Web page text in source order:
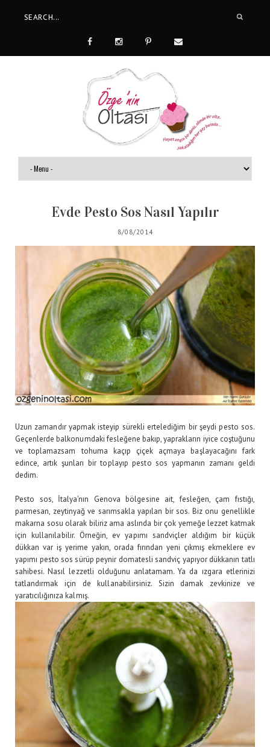
Evde Pesto Sos Nasıl Yapılır
8/08/2014
Uzun zamandır yapmak isteyip sürekli ertelediğim bir şeydi pesto sos.
Geçenlerde balkonumdaki fesleğene bakıp, yaprakların iyice coştuğunu
ve toplamazsam tohuma kaçıp çiçek açmaya başlayacağını fark
edince, artık şunları bir toplayıp pesto sos yapmanın zamanı geldi
dedim.
Pesto sos, İtalya'nın Genova bölgesine ait, fesleğen, çam fıstığı,
parmesan, zeytinyağ ve sarımsakla yapılan bir sos. Biz onu genellikle
makarna sosu olarak biliriz ama aslında bir çok yemeğe lezzet katmak
için kullanılabilir. Örneğin, ev yapımı sandviçler aldığım bir küçük
dükkan var iş yerime yakın, orada fırından yeni çıkmış ekmeklere ev
yapımı pesto sos sürüp peynir domatesli sandviç yapıyor dükkanın tatlı
sahibesi. Nasıl lezzetli olduğunu anlatamam. Ya da ızgara etlerinizi
tatlandırmak için de kullanabilirsiniz. Sizin damak zevkinize ve
yaratıcılığınıza kalmış.